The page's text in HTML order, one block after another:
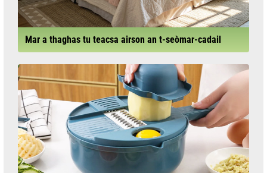
Mar a thaghas tu teacsa airson an t-seòmar-cadail